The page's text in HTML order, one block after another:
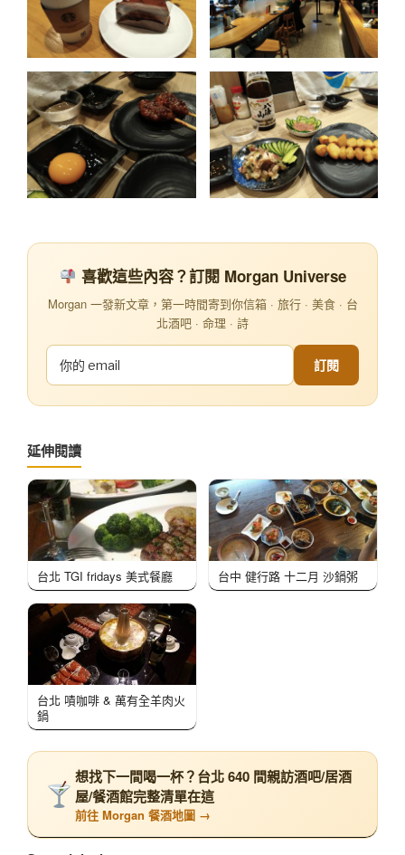
喜歡這些內容？訂閱 Morgan Universe
Morgan 一發新文章，第一時間寄到你信箱 · 旅行 · 美食 · 台
北酒吧 · 命理 · 詩
訂閱
延伸閱讀
台北 TGI fridays 美式餐廳 台中 健行路 十二月 沙鍋粥
台北 嘖咖啡 & 萬有全羊肉火
鍋
想找下一間喝一杯？台北 640 間親訪酒吧/居酒
屋/餐酒館完整清單在這
前往 Morgan 餐酒地圖 →